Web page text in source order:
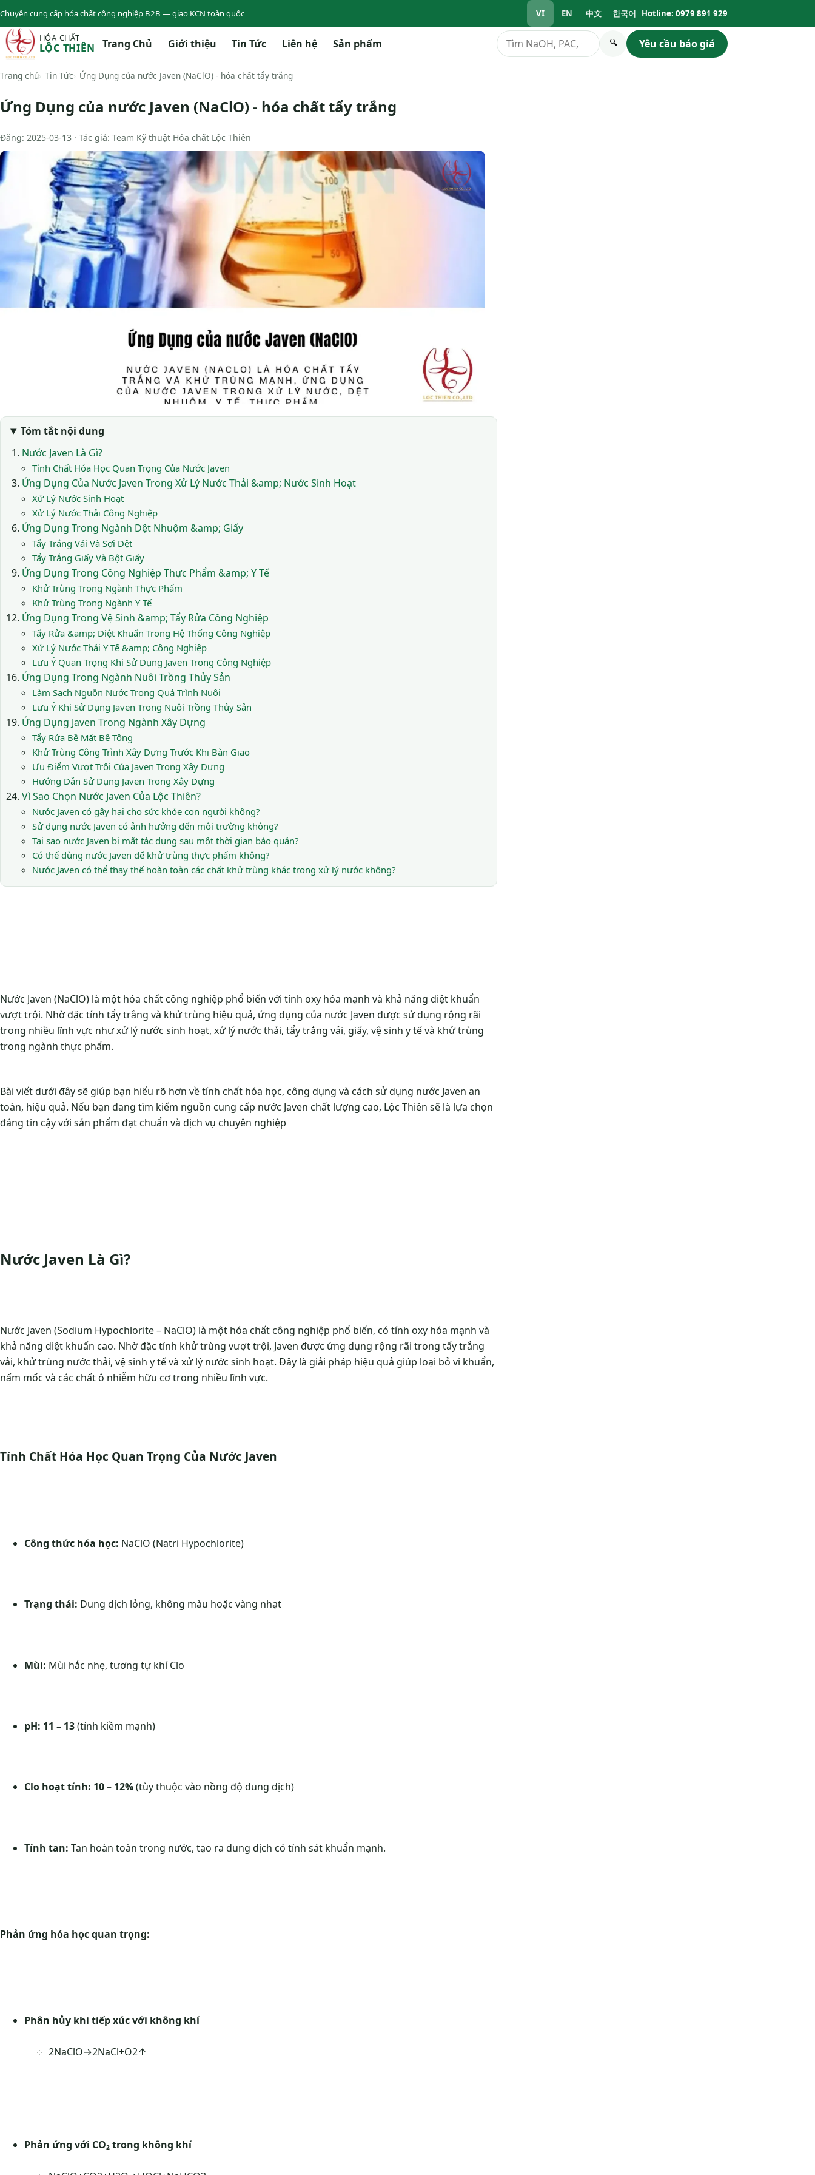
Chuyên cung cấp hóa chất công nghiệp B2B — giao KCN toàn quốc VI EN 中文 한국어 Hotline: 0979 891 929
HÓA CHẤT
LỘC THIÊN Trang Chủ Giới thiệu Tin Tức Liên hệ Sản phẩm Tìm kiếm 🔍 Yêu cầu báo giá
Trang chủ Tin Tức Ứng Dụng của nước Javen (NaClO) - hóa chất tẩy trắng
Ứng Dụng của nước Javen (NaClO) - hóa chất tẩy trắng
Đăng: 2025-03-13 · Tác giả: Team Kỹ thuật Hóa chất Lộc Thiên
Tóm tắt nội dung
Nước Javen Là Gì?
Tính Chất Hóa Học Quan Trọng Của Nước Javen
Ứng Dụng Của Nước Javen Trong Xử Lý Nước Thải &amp; Nước Sinh Hoạt
Xử Lý Nước Sinh Hoạt
Xử Lý Nước Thải Công Nghiệp
Ứng Dụng Trong Ngành Dệt Nhuộm &amp; Giấy
Tẩy Trắng Vải Và Sợi Dệt
Tẩy Trắng Giấy Và Bột Giấy
Ứng Dụng Trong Công Nghiệp Thực Phẩm &amp; Y Tế
Khử Trùng Trong Ngành Thực Phẩm
Khử Trùng Trong Ngành Y Tế
Ứng Dụng Trong Vệ Sinh &amp; Tẩy Rửa Công Nghiệp
Tẩy Rửa &amp; Diệt Khuẩn Trong Hệ Thống Công Nghiệp
Xử Lý Nước Thải Y Tế &amp; Công Nghiệp
Lưu Ý Quan Trọng Khi Sử Dụng Javen Trong Công Nghiệp
Ứng Dụng Trong Ngành Nuôi Trồng Thủy Sản
Làm Sạch Nguồn Nước Trong Quá Trình Nuôi
Lưu Ý Khi Sử Dụng Javen Trong Nuôi Trồng Thủy Sản
Ứng Dụng Javen Trong Ngành Xây Dựng
Tẩy Rửa Bề Mặt Bê Tông
Khử Trùng Công Trình Xây Dựng Trước Khi Bàn Giao
Ưu Điểm Vượt Trội Của Javen Trong Xây Dựng
Hướng Dẫn Sử Dụng Javen Trong Xây Dựng
Vì Sao Chọn Nước Javen Của Lộc Thiên?
Nước Javen có gây hại cho sức khỏe con người không?
Sử dụng nước Javen có ảnh hưởng đến môi trường không?
Tại sao nước Javen bị mất tác dụng sau một thời gian bảo quản?
Có thể dùng nước Javen để khử trùng thực phẩm không?
Nước Javen có thể thay thế hoàn toàn các chất khử trùng khác trong xử lý nước không?
Nước Javen (NaClO) là một hóa chất công nghiệp phổ biến với tính oxy hóa mạnh và khả năng diệt khuẩn
vượt trội. Nhờ đặc tính tẩy trắng và khử trùng hiệu quả, ứng dụng của nước Javen được sử dụng rộng rãi
trong nhiều lĩnh vực như xử lý nước sinh hoạt, xử lý nước thải, tẩy trắng vải, giấy, vệ sinh y tế và khử trùng
trong ngành thực phẩm.
Bài viết dưới đây sẽ giúp bạn hiểu rõ hơn về tính chất hóa học, công dụng và cách sử dụng nước Javen an
toàn, hiệu quả. Nếu bạn đang tìm kiếm nguồn cung cấp nước Javen chất lượng cao, Lộc Thiên sẽ là lựa chọn
đáng tin cậy với sản phẩm đạt chuẩn và dịch vụ chuyên nghiệp
Nước Javen Là Gì?
Nước Javen (Sodium Hypochlorite – NaClO) là một hóa chất công nghiệp phổ biến, có tính oxy hóa mạnh và
khả năng diệt khuẩn cao. Nhờ đặc tính khử trùng vượt trội, Javen được ứng dụng rộng rãi trong tẩy trắng
vải, khử trùng nước thải, vệ sinh y tế và xử lý nước sinh hoạt. Đây là giải pháp hiệu quả giúp loại bỏ vi khuẩn,
nấm mốc và các chất ô nhiễm hữu cơ trong nhiều lĩnh vực.
Tính Chất Hóa Học Quan Trọng Của Nước Javen
Công thức hóa học: NaClO (Natri Hypochlorite)
Trạng thái: Dung dịch lỏng, không màu hoặc vàng nhạt
Mùi: Mùi hắc nhẹ, tương tự khí Clo
pH: 11 – 13(tính kiềm mạnh)
Clo hoạt tính: 10 – 12%(tùy thuộc vào nồng độ dung dịch)
Tính tan: Tan hoàn toàn trong nước, tạo ra dung dịch có tính sát khuẩn mạnh.
Phản ứng hóa học quan trọng:
Phân hủy khi tiếp xúc với không khí
2NaClO→2NaCl+O2↑
Phản ứng với CO₂ trong không khí